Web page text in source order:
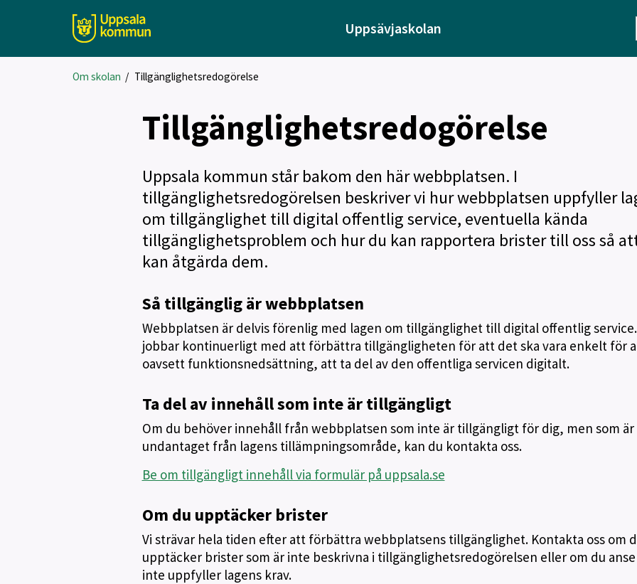
Uppsävjaskolan
Om skolan / Tillgänglighetsredogörelse
Tillgänglighetsredogörelse
Uppsala kommun står bakom den här webbplatsen. I
tillgänglighetsredogörelsen beskriver vi hur webbplatsen uppfyller
om tillgänglighet till digital offentlig service, eventuella kända
tillgänglighetsproblem och hur du kan rapportera brister till oss så
kan åtgärda dem.
Så tillgänglig är webbplatsen
Webbplatsen är delvis förenlig med lagen om tillgänglighet till digital offentlig
jobbar kontinuerligt med att förbättra tillgängligheten för att det ska vara enkelt för
oavsett funktionsnedsättning, att ta del av den offentliga servicen digitalt.
Ta del av innehåll som inte är tillgängligt
Om du behöver innehåll från webbplatsen som inte är tillgängligt för dig, men som är
undantaget från lagens tillämpningsområde, kan du kontakta oss.
Be om tillgängligt innehåll via formulär på uppsala.se
Om du upptäcker brister
Vi strävar hela tiden efter att förbättra webbplatsens tillgänglighet. Kontakta oss om
upptäcker brister som är inte beskrivna i tillgänglighetsredogörelsen eller om du
inte uppfyller lagens krav.